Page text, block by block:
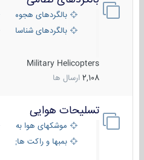
بالگردهای هجومی
بالگردهای شناسایی
Military Helicopters
2,108 ارسال ها
تسلیحات هوایی
موشکهای هوا به هوا
بمبها و راکت های هوایی